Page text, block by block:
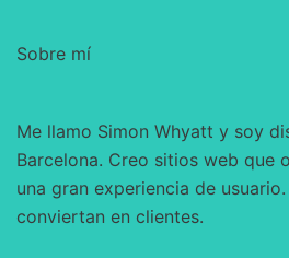
Sobre mí
Me llamo Simon Whyatt y soy
Barcelona. Creo sitios web que
una gran experiencia de
conviertan en clientes.